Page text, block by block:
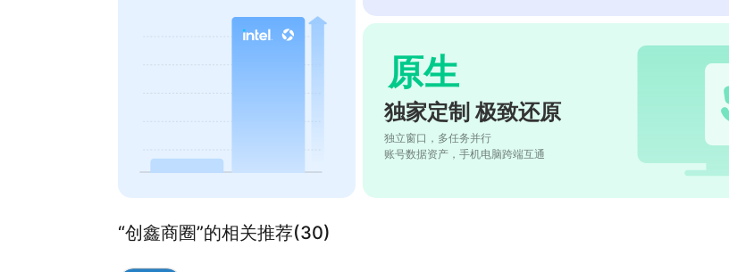
原生
独家定制 极致还原
独立窗口，多任务并行
账号数据资产，手机电脑跨端互通
“创鑫商圈”的相关推荐(30)